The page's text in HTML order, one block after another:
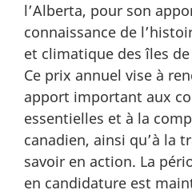
l’Alberta, pour son
connaissance de
et climatique des îles
Ce prix annuel vise à
apport important aux
essentielles et à la
canadien, ainsi qu’à la
savoir en action. La
en candidature est